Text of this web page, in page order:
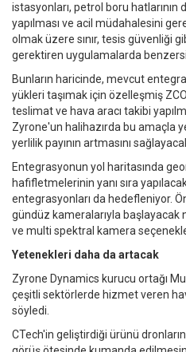
istasyonları, petrol boru
yapılması ve acil müdahalesini
olmak üzere sınır, tesis güvenliği
gerektiren uygulamalarda
Bunların haricinde, mevcut
yükleri taşımak için özelleşmiş
teslimat ve hava aracı takibi
Zyrone'un halihazırda bu amaçla
yerlilik payının artmasını
Entegrasyonun yol haritasında
hafifletmelerinin yanı sıra
entegrasyonları da hedefleniyor.
gündüz kameralarıyla
ve multi spektral kamera
Yetenekleri daha da artacak
Zyrone Dynamics kurucu ortağı
çeşitli sektörlerde hizmet veren
söyledi.
CTech'in geliştirdiği ürünü